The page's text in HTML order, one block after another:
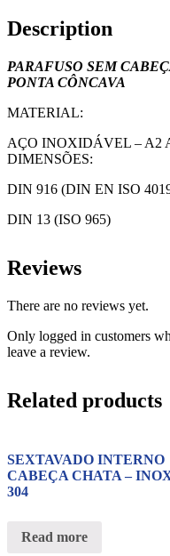
Description
PARAFUSO SEM
PONTA CÔNCAVA
MATERIAL:
AÇO INOXIDÁVEL – A2
DIMENSÕES:
DIN 916 (DIN EN ISO
DIN 13 (ISO 965)
Reviews
There are no reviews yet.
Only logged in customers
leave a review.
Related products
SEXTAVADO INTERNO
CABEÇA CHATA –
304
Read more